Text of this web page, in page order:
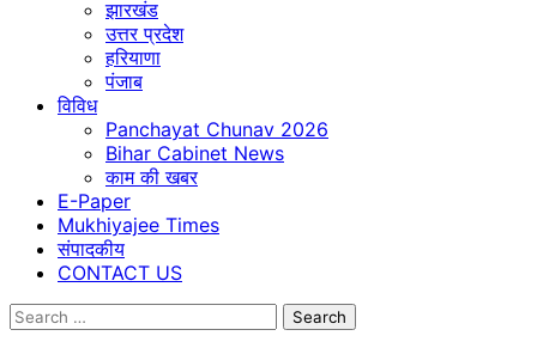
झारखंड
उत्तर प्रदेश
हरियाणा
पंजाब
विविध
Panchayat Chunav 2026
Bihar Cabinet News
काम की खबर
E-Paper
Mukhiyajee Times
संपादकीय
CONTACT US
Search